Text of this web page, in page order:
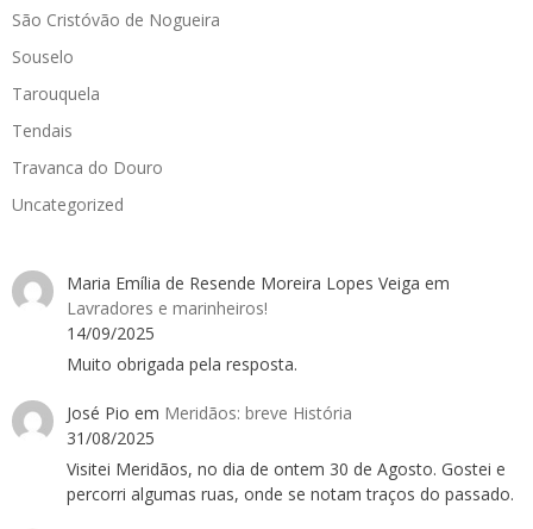
São Cristóvão de Nogueira
Souselo
Tarouquela
Tendais
Travanca do Douro
Uncategorized
Maria Emília de Resende Moreira Lopes Veiga em
Lavradores e marinheiros!
14/09/2025
Muito obrigada pela resposta.
José Pio em Meridãos: breve História
31/08/2025
Visitei Meridãos, no dia de ontem 30 de Agosto. Gostei e
percorri algumas ruas, onde se notam traços do passado.